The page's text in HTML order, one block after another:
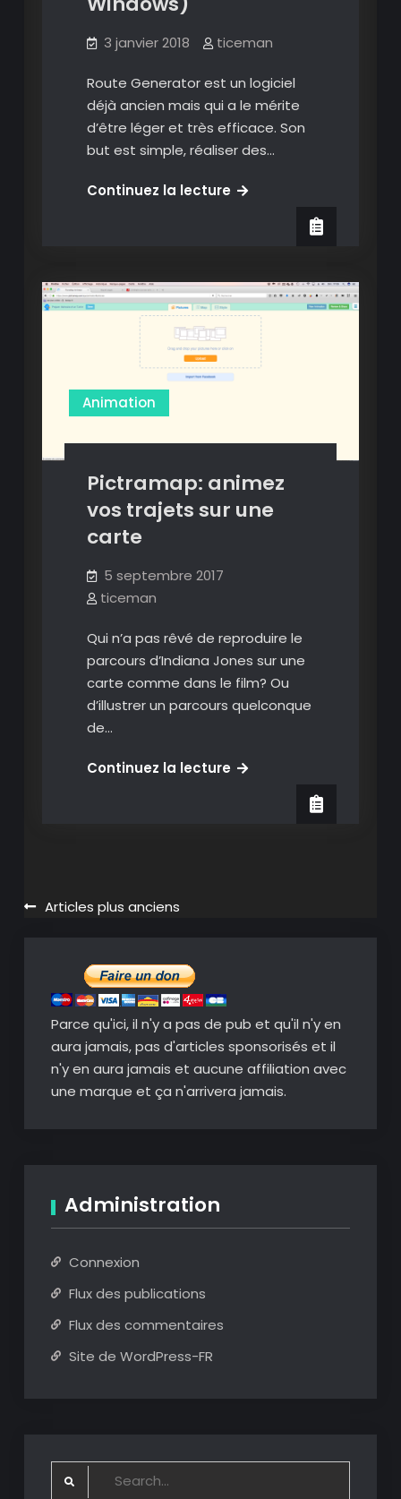
3 janvier 2018 ticeman
Route Generator est un logiciel
déjà ancien mais qui a le mérite
d’être léger et très efficace. Son
but est simple, réaliser des…
Continuez la lectureRoute
trajets
animés
vidéo
sur
Windows)
Animation
Pictramap: animez
vos trajets sur une
carte
5 septembre 2017
ticeman
Qui n’a pas rêvé de reproduire le
parcours d’Indiana Jones sur une
carte comme dans le film? Ou
d’illustrer un parcours quelconque
de…
Continuez la lecturePictramap:
Navigation
articles
Articles plus anciens
Parce qu'ici, il n'y a pas de pub et qu'il n'y en
aura jamais, pas d'articles sponsorisés et il
n'y en aura jamais et aucune affiliation avec
une marque et ça n'arrivera jamais.
Administration
Connexion
Flux des publications
Flux des commentaires
Site de WordPress-FR
Search